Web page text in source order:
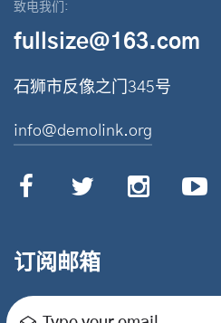
致电我们:
fullsize@163.com
石狮市反像之门345号
info@demolink.org
订阅邮箱